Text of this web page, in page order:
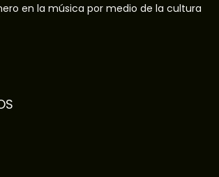
en la música por medio de la cultura